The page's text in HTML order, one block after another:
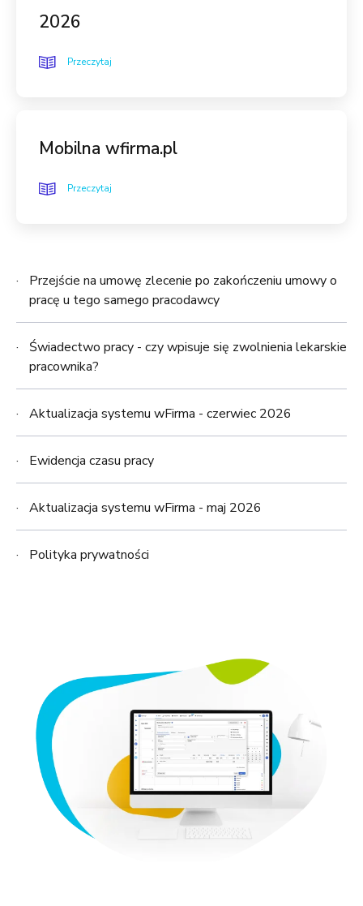
2026
Przeczytaj
Mobilna wfirma.pl
Przeczytaj
Przejście na umowę zlecenie po zakończeniu umowy o
pracę u tego samego pracodawcy
Świadectwo pracy - czy wpisuje się zwolnienia lekarskie
pracownika?
Aktualizacja systemu wFirma - czerwiec 2026
Ewidencja czasu pracy
Aktualizacja systemu wFirma - maj 2026
Polityka prywatności